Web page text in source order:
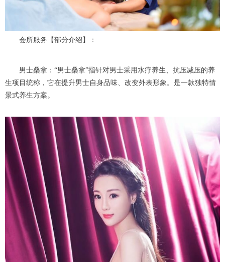
会所服务【部分介绍】：
男士桑拿：“男士桑拿”指针对男士采用水疗养生、抗压减压的养
生项目统称，它在提升男士自身品味、改变外表形象。是一款独特情
景式养生方案。